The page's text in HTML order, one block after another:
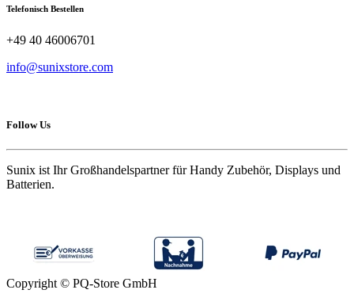
Telefonisch Bestellen
+49 40 46006701
info@sunixstore.com
Follow Us
Sunix ist Ihr Großhandelspartner für Handy Zubehör, Displays und
Batterien.
Copyright © PQ-Store GmbH